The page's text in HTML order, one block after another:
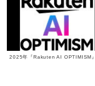
2025年『Rakuten AI OPTIMISM』